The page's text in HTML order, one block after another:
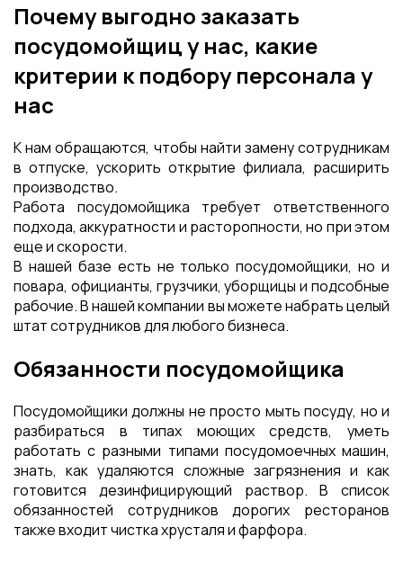
Почему выгодно заказать
посудомойщиц у нас, какие
критерии к подбору персонала у
нас
К нам обращаются, чтобы найти замену сотрудникам
в отпуске, ускорить открытие филиала, расширить
производство.
Работа посудомойщика требует ответственного
подхода, аккуратности и расторопности, но при этом
еще и скорости.
В нашей базе есть не только посудомойщики, но и
повара, официанты, грузчики, уборщицы и подсобные
рабочие. В нашей компании вы можете набрать целый
штат сотрудников для любого бизнеса.
Обязанности посудомойщика
Посудомойщики должны не просто мыть посуду, но и
разбираться в типах моющих средств, уметь
работать с разными типами посудомоечных машин,
знать, как удаляются сложные загрязнения и как
готовится дезинфицирующий раствор. В список
обязанностей сотрудников дорогих ресторанов
также входит чистка хрусталя и фарфора.